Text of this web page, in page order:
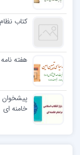
کتاب
هفته
پیشخوان
خامنه ای